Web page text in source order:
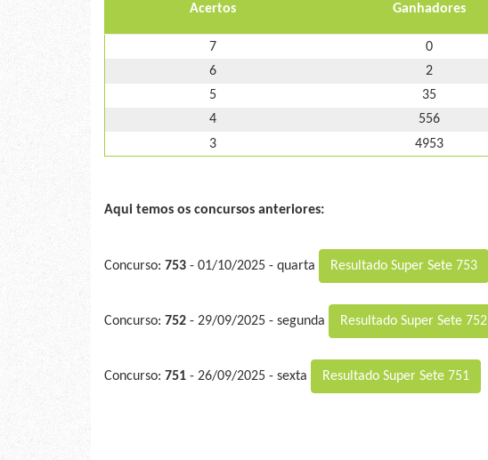
Acertos Ganhadores
7 0
6
2
5
35
4
556
3
4953
Aqui temos os concursos anteriores:
Concurso: 753 - 01/10/2025 - quarta Resultado Super Sete 753
Concurso: 752 - 29/09/2025 - segunda Resultado Super Sete 752
Concurso: 751 - 26/09/2025 - sexta Resultado Super Sete 751